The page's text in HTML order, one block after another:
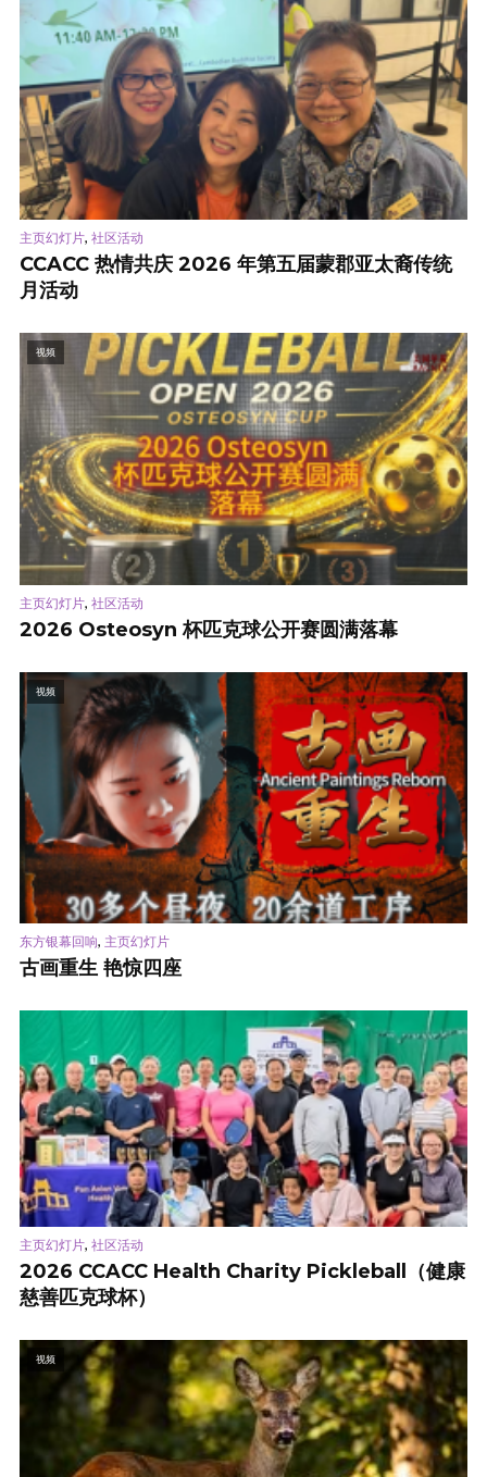
主页幻灯片, 社区活动
CCACC 热情共庆 2026 年第五届蒙郡亚太裔传统
月活动
视频
主页幻灯片, 社区活动
2026 Osteosyn 杯匹克球公开赛圆满落幕
视频
东方银幕回响, 主页幻灯片
古画重生 艳惊四座
主页幻灯片, 社区活动
2026 CCACC Health Charity Pickleball（健康
慈善匹克球杯）
视频